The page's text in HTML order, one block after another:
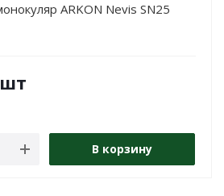
ARKON Nevis SN25
В корзину